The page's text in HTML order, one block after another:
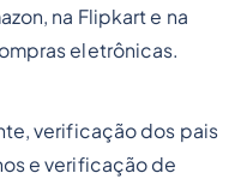
na Flipkart e na
eletrônicas.
verificação dos pais
e verificação de